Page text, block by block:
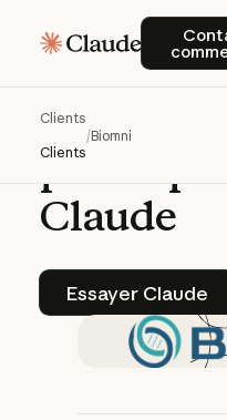
Clients
Clients
/Biomni
Biomni
plus
Claude
Essayer Claude
Essayer